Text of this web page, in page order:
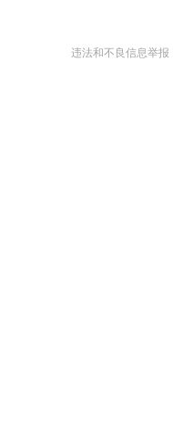
违法和不良信息举报